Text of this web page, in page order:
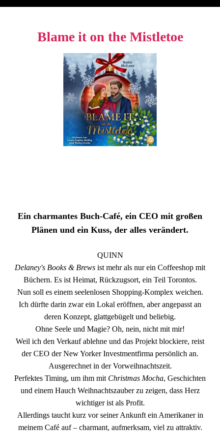
Blame it on the Mistletoe
Ein charmantes Buch-Café, ein CEO mit großen
Plänen und ein Kuss, der alles verändert.
QUINN
Delaney's Books & Brews ist mehr als nur ein Coffeeshop mit
Büchern. Es ist Heimat, Rückzugsort, ein Teil Torontos.
Nun soll es einem seelenlosen Shopping-Komplex weichen.
Ich dürfte darin zwar ein Lokal eröffnen, aber angepasst an
deren Konzept, glattgebügelt und beliebig.
Ohne Seele und Magie? Oh, nein, nicht mit mir!
Weil ich den Verkauf ablehne und das Projekt blockiere, reist
der CEO der New Yorker Investmentfirma persönlich an.
Ausgerechnet in der Vorweihnachtszeit.
Perfektes Timing, um ihm mit Christmas Mocha, Geschichten
und einem Hauch Weihnachtszauber zu zeigen, dass Herz
wichtiger ist als Profit.
Allerdings taucht kurz vor seiner Ankunft ein Amerikaner in
meinem Café auf – charmant, aufmerksam, viel zu attraktiv.